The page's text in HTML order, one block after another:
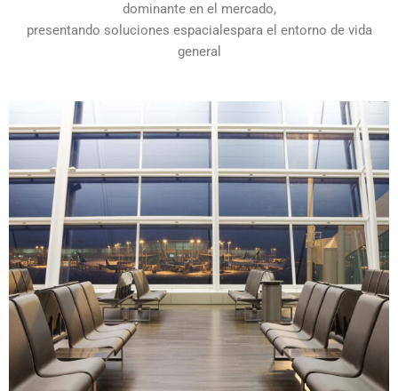
dominante en el mercado,
presentando soluciones espacialespara el entorno de vida
general